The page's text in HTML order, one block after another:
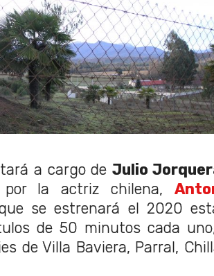
a cargo de Julio
por la actriz chilena,
se estrenará el 2020
de 50 minutos cada
de Villa Baviera, Parral,